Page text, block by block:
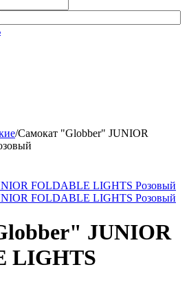
/Самокат "Globber" JUNIOR
JUNIOR
LIGHTS